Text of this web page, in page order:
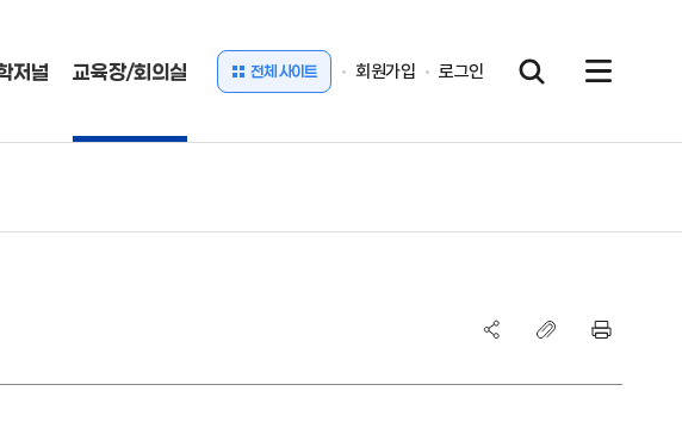
전체 사이트 회원가입 로그인
저널 교육장/회의실